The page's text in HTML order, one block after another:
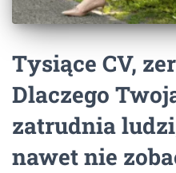
Tysiące CV,
Dlaczego
zatrudnia
nawet nie